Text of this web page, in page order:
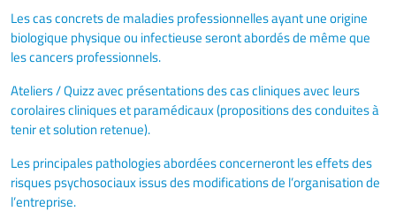
Les cas concrets de maladies professionnelles ayant une origine
biologique physique ou infectieuse seront abordés de même que
les cancers professionnels.
Ateliers / Quizz avec présentations des cas cliniques avec leurs
corolaires cliniques et paramédicaux (propositions des conduites à
tenir et solution retenue).
Les principales pathologies abordées concerneront les effets des
risques psychosociaux issus des modifications de l’organisation de
l’entreprise.